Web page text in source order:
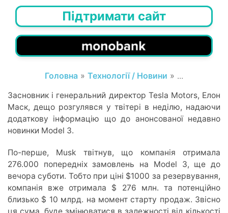
Підтримати сайт
Головна » Технології / Новини » ...
Засновник і генеральний директор Tesla Motors, Елон
Маск, дещо розгулявся у твітері в неділю, надаючи
додаткову інформацію що до анонсованої недавно
новинки Model 3.
По-перше, Musk твітнув, що компанія отримала
276.000 попередніх замовлень на Model 3, ще до
вечора суботи. Тобто при ціні $1000 за резервування,
компанія вже отримала $ 276 млн. та потенційно
близько $ 10 млрд. на момент старту продаж. Звісно